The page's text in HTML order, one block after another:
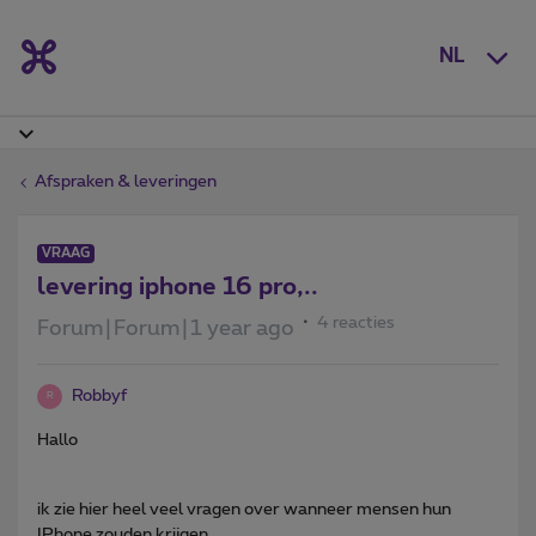
NL
Afspraken & leveringen
VRAAG
levering iphone 16 pro,..
Forum|Forum|1 year ago 4 reacties
R Robbyf
Hallo
ik zie hier heel veel vragen over wanneer mensen hun